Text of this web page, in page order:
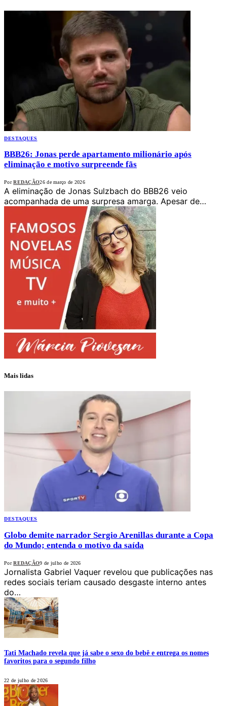
DESTAQUES
BBB26: Jonas perde apartamento milionário após
eliminação e motivo surpreende fãs
Por REDAÇÃO26 de março de 2026
A eliminação de Jonas Sulzbach do BBB26 veio
acompanhada de uma surpresa amarga. Apesar de…
Mais lidas
DESTAQUES
Globo demite narrador Sergio Arenillas durante a Copa
do Mundo; entenda o motivo da saída
Por REDAÇÃO9 de julho de 2026
Jornalista Gabriel Vaquer revelou que publicações nas
redes sociais teriam causado desgaste interno antes
do…
Tati Machado revela que já sabe o sexo do bebê e entrega os nomes
favoritos para o segundo filho
22 de julho de 2026